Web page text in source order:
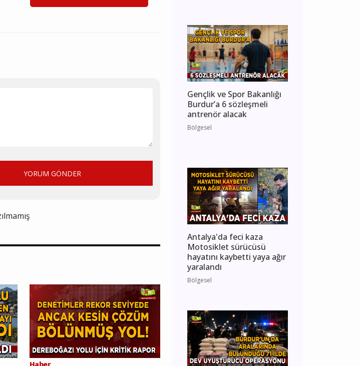
YORUM GÖNDER
Gençlik ve Spor Bakanlığı
Burdur’a 6 sözleşmeli
antrenör alacak
Bölgesel
Antalya'da feci kaza
Motosiklet sürücüsü
hayatını kaybetti yaya ağır
yaralandı
Bölgesel